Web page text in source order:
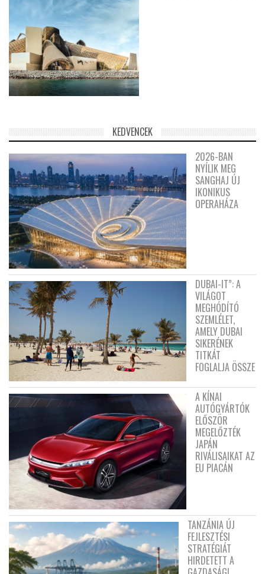
KEDVENCEK
2026-BAN
NYÍLIK MEG
SANGHAJ ÚJ
IKONIKUS
OPERAHÁZA
DUBAI-IT”: A
VILÁGOT
MEGHÓDÍTÓ
SZEMLÉLET,
AMELY DUBAI
SIKERÉNEK
TITKÁT
FOGLALJA ÖSSZE
A KÍNAI
AUTÓGYÁRTÓK
ELŐSZÖR
MEGELŐZTÉK
JAPÁN
RIVÁLISAIKAT AZ
EU PIACÁN
TANZÁNIA ÚJ
FEJLESZTÉSI
STRATÉGIÁT
HIRDETETT A